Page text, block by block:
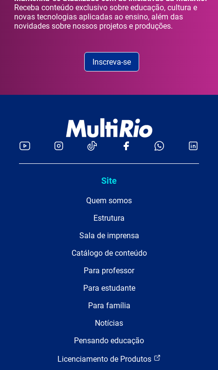
Receba conteúdo exclusivo sobre educação, cultura e
novas tecnologias aplicadas ao ensino, além das
novidades sobre nossos projetos e produções.
Inscreva-se
Site
Quem somos
Estrutura
Sala de imprensa
Catálogo de conteúdo
Para professor
Para estudante
Para família
Notícias
Pensando educação
Licenciamento de Produtos